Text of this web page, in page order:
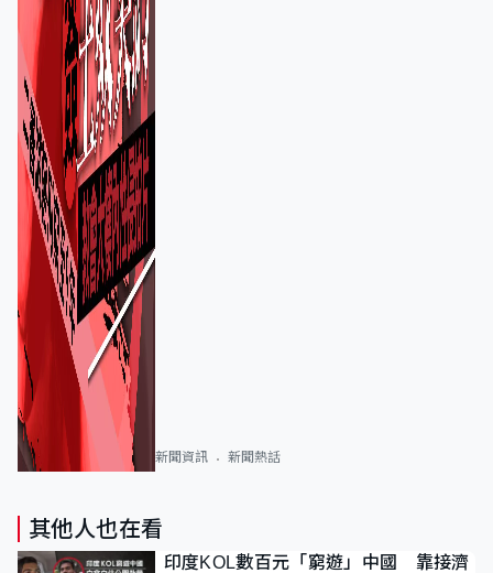
新聞資訊 新聞熱話
其他人也在看
印度KOL數百元「窮遊」中國 靠接濟